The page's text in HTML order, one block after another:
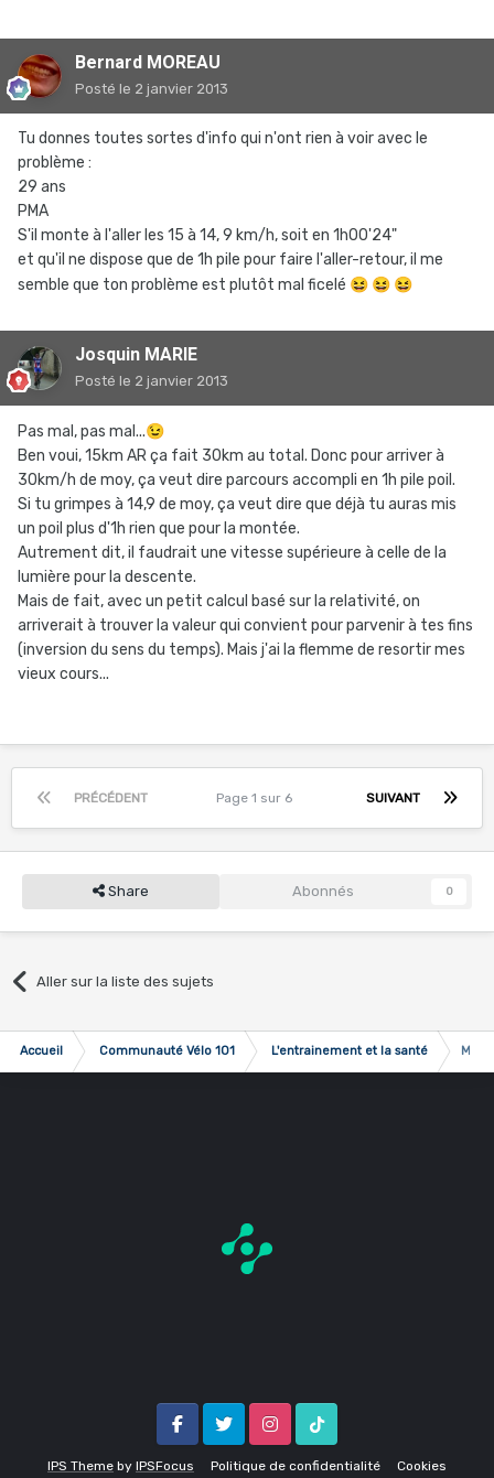
Bernard MOREAU
Posté le 2 janvier 2013
Tu donnes toutes sortes d'info qui n'ont rien à voir avec le
problème :
29 ans
PMA
S'il monte à l'aller les 15 à 14, 9 km/h, soit en 1h00'24"
et qu'il ne dispose que de 1h pile pour faire l'aller-retour, il me
semble que ton problème est plutôt mal ficelé 😆 😆 😆
Josquin MARIE
Posté le 2 janvier 2013
Pas mal, pas mal...😉
Ben voui, 15km AR ça fait 30km au total. Donc pour arriver à
30km/h de moy, ça veut dire parcours accompli en 1h pile poil.
Si tu grimpes à 14,9 de moy, ça veut dire que déjà tu auras mis
un poil plus d'1h rien que pour la montée.
Autrement dit, il faudrait une vitesse supérieure à celle de la
lumière pour la descente.
Mais de fait, avec un petit calcul basé sur la relativité, on
arriverait à trouver la valeur qui convient pour parvenir à tes fins
(inversion du sens du temps). Mais j'ai la flemme de resortir mes
vieux cours...
PRÉCÉDENT SUIVANT
Page 1 sur 6
Share Abonnés 0
Aller sur la liste des sujets
Accueil Communauté Vélo 101 L'entrainement et la santé
IPS Theme by IPSFocus Politique de confidentialité Cookies
FacebookTwitter InstagramTik Tok